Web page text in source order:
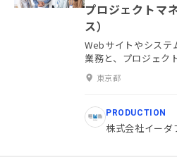
プロジェクトマ
ス）
Webサイトやシステ
業務と、プロジェク
東京都
PRODUCTION
株式会社イーダ